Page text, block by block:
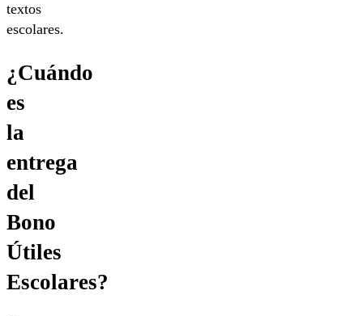
textos
escolares.
¿Cuándo
es
la
entrega
del
Bono
Útiles
Escolares?